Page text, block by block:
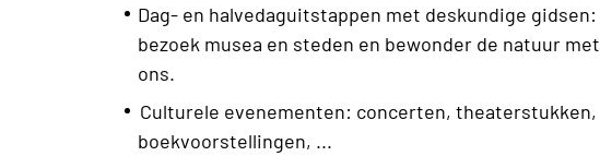
Dag- en halvedaguitstappen met deskundige gidsen:
bezoek musea en steden en bewonder de natuur met
ons.
Culturele evenementen: concerten, theaterstukken,
boekvoorstellingen, ...